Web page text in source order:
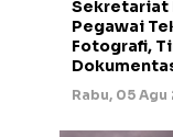
Sekretariat
Pegawai
Fotografi,
Rabu, 05 Agu